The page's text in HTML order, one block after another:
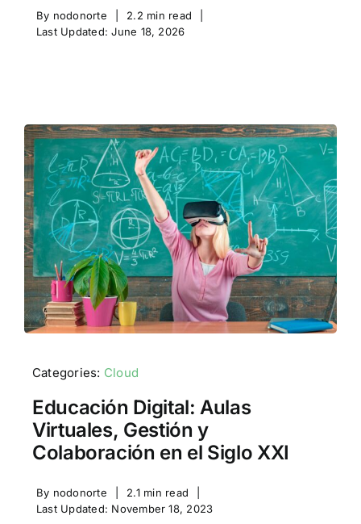
By nodonorte 2.2 min read
Last Updated: June 18, 2026
Categories: Cloud
Educación Digital: Aulas
Virtuales, Gestión y
Colaboración en el Siglo XXI
By nodonorte 2.1 min read
Last Updated: November 18, 2023